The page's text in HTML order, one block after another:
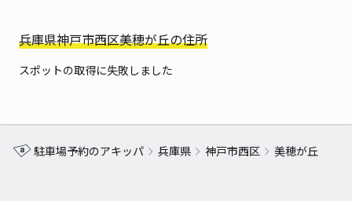
兵庫県神戸市西区美穂が丘の住所
スポットの取得に失敗しました
駐車場予約のアキッパ 兵庫県 神戸市西区 美穂が丘